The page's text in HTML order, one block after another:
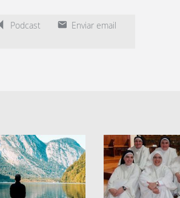
Podcast
Enviar email